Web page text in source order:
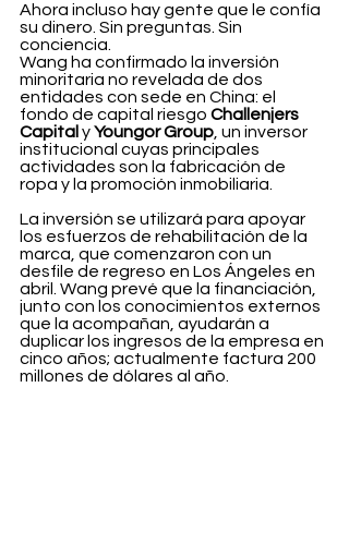
Ahora incluso hay gente que le confía
su dinero. Sin preguntas. Sin
conciencia.
Wang ha confirmado la inversión
minoritaria no revelada de dos
entidades con sede en China: el
fondo de capital riesgo Challenjers
Capital y Youngor Group , un inversor
institucional cuyas principales
actividades son la fabricación de
ropa y la promoción inmobiliaria.
La inversión se utilizará para apoyar
los esfuerzos de rehabilitación de la
marca, que comenzaron con un
desfile de regreso en Los Ángeles en
abril. Wang prevé que la financiación,
junto con los conocimientos externos
que la acompañan, ayudarán a
duplicar los ingresos de la empresa en
cinco años; actualmente factura 200
millones de dólares al año.